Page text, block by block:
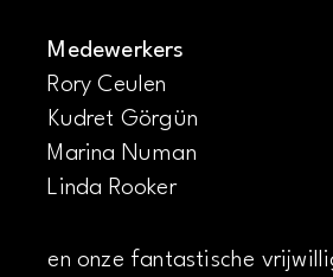
Medewerkers
Rory Ceulen
Kudret Görgün
Marina Numan
Linda Rooker
en onze fantastische